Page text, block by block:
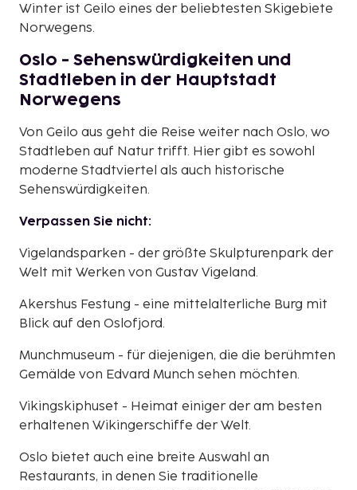
Winter ist Geilo eines der beliebtesten Skigebiete
Norwegens.
Oslo - Sehenswürdigkeiten und
Stadtleben in der Hauptstadt
Norwegens
Von Geilo aus geht die Reise weiter nach Oslo, wo
Stadtleben auf Natur trifft. Hier gibt es sowohl
moderne Stadtviertel als auch historische
Sehenswürdigkeiten.
Verpassen Sie nicht:
Vigelandsparken - der größte Skulpturenpark der
Welt mit Werken von Gustav Vigeland.
Akershus Festung - eine mittelalterliche Burg mit
Blick auf den Oslofjord.
Munchmuseum - für diejenigen, die die berühmten
Gemälde von Edvard Munch sehen möchten.
Vikingskiphuset - Heimat einiger der am besten
erhaltenen Wikingerschiffe der Welt.
Oslo bietet auch eine breite Auswahl an
Restaurants, in denen Sie traditionelle